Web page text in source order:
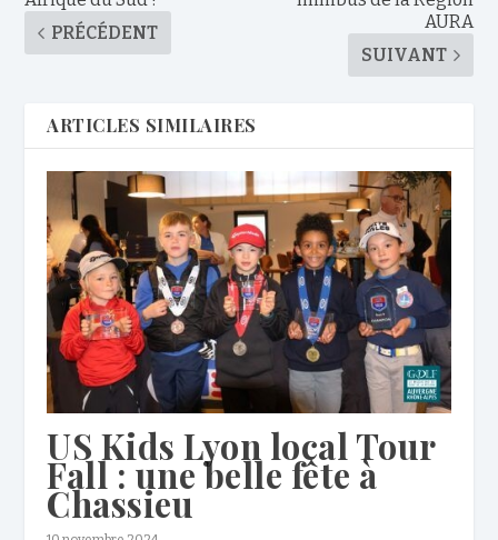
PRÉCÉDENT
AURA
SUIVANT
ARTICLES SIMILAIRES
US Kids Lyon local Tour
Fall : une belle fête à
Chassieu